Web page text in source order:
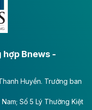
Nam - CTCP
trong quý
Bnews -
Huyền. Trưởng ban
Số 5 Lý Thường Kiệt